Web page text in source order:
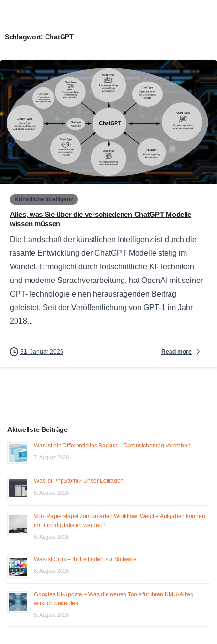
Schlagwort: ChatGPT
0
Künstliche Intelligenz
Alles, was Sie über die verschiedenen ChatGPT-Modelle
wissen müssen
Die Landschaft der künstlichen Intelligenz ist durch die
rasante Entwicklung der ChatGPT Modelle stetig im
Wandel. Ermöglicht durch fortschrittliche KI-Techniken
und moderne Sprachverarbeitung, hat OpenAI mit seiner
GPT-Technologie einen herausragenden Beitrag
geleistet. Seit der Veröffentlichung von GPT-1 im Jahr
2018...
31. Januar 2025 Read more
Aktuellste Beiträge
Was ist ein Differentielles Backup – Datensicherung verstehen
7. August 2026
Was ist PhpStorm? Unser Leitfaden.
6. August 2026
Vom Papierstapel zum smarten Workflow: Welche Aufgaben können
im Büro digitalisiert werden?
6. August 2026
Was ist Citrix – Ihr Leitfaden zur Software
6. August 2026
Googles KI-Update – Was die neuen Tools für Ihren KMU-Alltag
wirklich bedeuten
5. August 2026